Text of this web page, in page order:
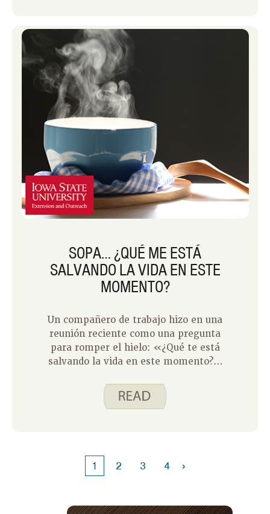
edad preescolar no se siente bien.
Recientemente, toda mi familia se
resfrió mucho. Afortunadamente, tenía
sopa de pollo con fideos en mi
congelador. ¡En cuestión de minutos,
pudimos tener una comida deliciosa y
reconfortante!
SOPA… ¿QUÉ ME ESTÁ
SALVANDO LA VIDA EN ESTE
MOMENTO?
Un compañero de trabajo hizo en una
reunión reciente como una pregunta
para romper el hielo: «¿Qué te está
salvando la vida en este momento?»
embargo, cuanto más lo pensaba, la
sopa debería haber sido mi respuesta.
en qué cocinar para la cena de mi
familia hace que me duela la cabeza.
1 2 3 4 ›